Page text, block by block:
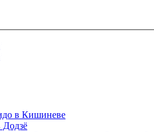
в Кишиневе
Додзё